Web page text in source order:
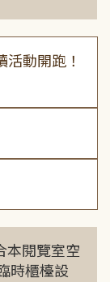
活動開跑！
本閱覽室空
時櫃檯設